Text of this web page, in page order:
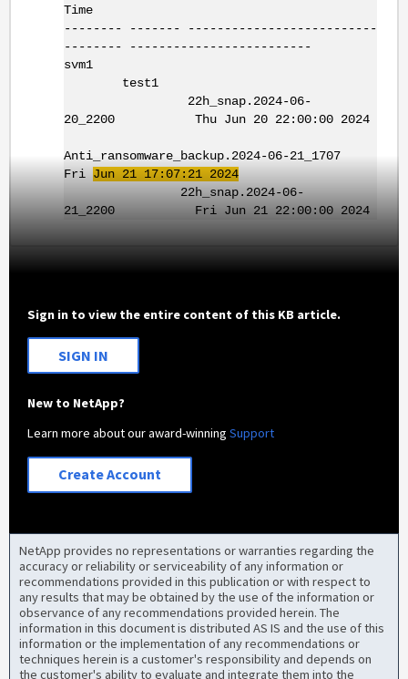
Time
-------- ------- --------------------------
-------- -------------------------
svm1
test1
22h_snap.2024-06-
20_2200 Thu Jun 20 22:00:00 2024
Anti_ransomware_backup.2024-06-21_1707
Fri Jun 21 17:07:21 2024
22h_snap.2024-06-
21_2200 Fri Jun 21 22:00:00 2024
Sign in to view the entire content of this KB article.
SIGN IN
New to NetApp?
Learn more about our award-winningSupport
Create Account
NetApp provides no representations or warranties regarding the
accuracy or reliability or serviceability of any information or
recommendations provided in this publication or with respect to
any results that may be obtained by the use of the information or
observance of any recommendations provided herein. The
information in this document is distributed AS IS and the use of this
information or the implementation of any recommendations or
techniques herein is a customer's responsibility and depends on
the customer's ability to evaluate and integrate them into the